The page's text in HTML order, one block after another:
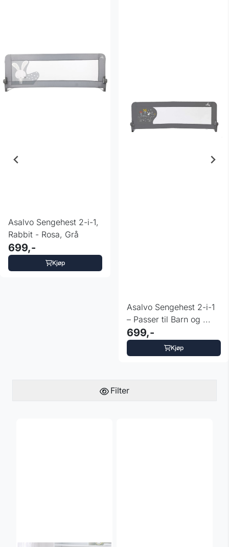
Asalvo Sengehest 2-i-1,
Rabbit - Rosa, Grå
699,-
Kjøp
Asalvo Sengehest 2-i-1
– Passer til Barn og ...
699,-
Kjøp
Filter